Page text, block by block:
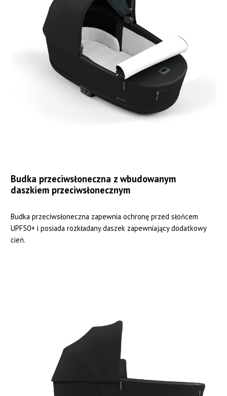
Budka przeciwsłoneczna z wbudowanym
daszkiem przeciwsłonecznym
Budka przeciwsłoneczna zapewnia ochronę przed słońcem
UPF50+ i posiada rozkładany daszek zapewniający dodatkowy
cień.